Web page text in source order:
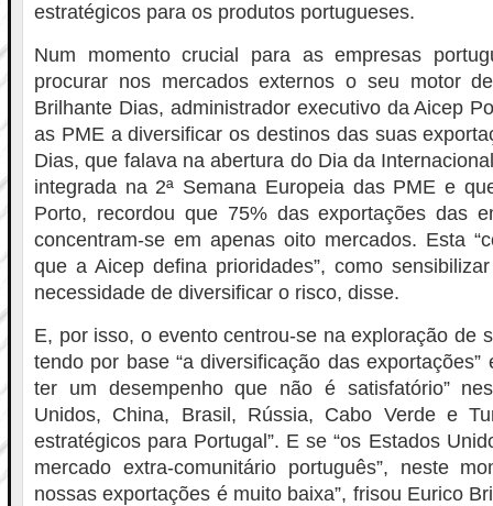
estratégicos para os produtos portugueses.
Num momento crucial para as empresas
procurar nos mercados externos o seu motor
Brilhante Dias, administrador executivo da Aicep
as PME a diversificar os destinos das suas
Dias, que falava na abertura do Dia da
integrada na 2ª Semana Europeia das PME e
Porto, recordou que 75% das exportações das
concentram-se em apenas oito mercados. Esta
que a Aicep defina prioridades”, como
necessidade de diversificar o risco, disse.
E, por isso, o evento centrou-se na exploração de
tendo por base “a diversificação das exportações”
ter um desempenho que não é satisfatório”
Unidos, China, Brasil, Rússia, Cabo Verde e
estratégicos para Portugal”. E se “os Estados
mercado extra-comunitário português”, neste
nossas exportações é muito baixa”, frisou Eurico